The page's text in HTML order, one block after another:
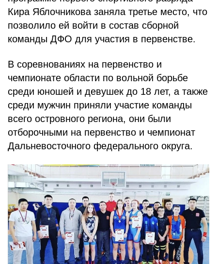
Кира Яблочникова заняла третье место, что
позволило ей войти в состав сборной
команды ДФО для участия в первенстве.
В соревнованиях на первенство и
чемпионате области по вольной борьбе
среди юношей и девушек до 18 лет, а также
среди мужчин приняли участие команды
всего островного региона, они были
отборочными на первенство и чемпионат
Дальневосточного федерального округа.